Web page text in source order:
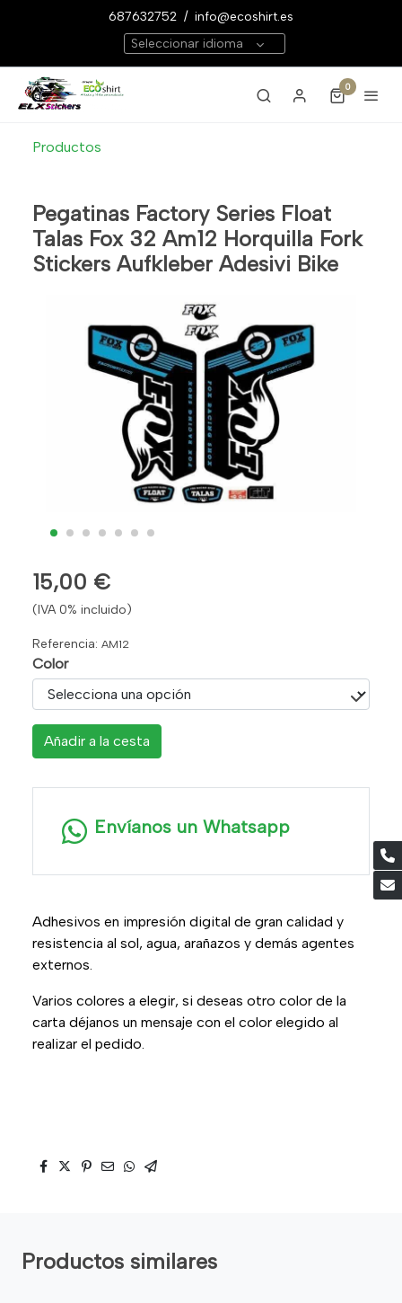
687632752 / info@ecoshirt.es
Seleccionar idioma
0
Productos
Pegatinas Factory Series Float
Talas Fox 32 Am12 Horquilla Fork
Stickers Aufkleber Adesivi Bike
15,00 €
(IVA 0% incluido)
Referencia: AM12
Color
Añadir a la cesta
Envíanos un Whatsapp
Adhesivos en impresión digital de gran calidad y
resistencia al sol, agua, arañazos y demás agentes
externos.
Varios colores a elegir, si deseas otro color de la
carta déjanos un mensaje con el color elegido al
realizar el pedido.
Productos similares